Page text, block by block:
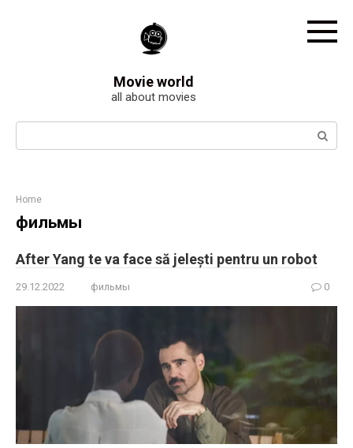
Movie world
all about movies
Search:
Home
фильмы
After Yang te va face să jelești pentru un robot
29.12.2022 фильмы 0